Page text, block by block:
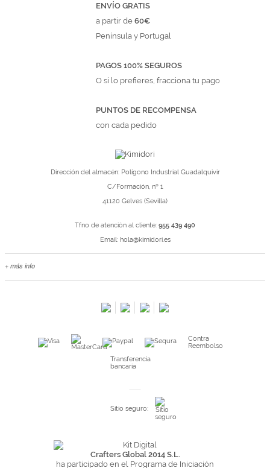
ENVÍO GRATIS
a partir de60€
Península y Portugal
PAGOS 100% SEGUROS
O si lo prefieres, fracciona tu pago
PUNTOS DE RECOMPENSA
con cada pedido
Dirección del almacén: Polígono Industrial Guadalquivir
C/Formación, nº 1
41120 Gelves (Sevilla)
Tfno de atención al cliente: 955 439 490
Email: hola@kimidori.es
+ más info
Kimidori PRINT, nuestro servicio de impresión de fotos
Pago seguro y financiación
Contra
Reembolso
Transferencia
bancaria
Sitio seguro:
Crafters Global 2014 S.L.
ha participado en el Programa de Iniciación